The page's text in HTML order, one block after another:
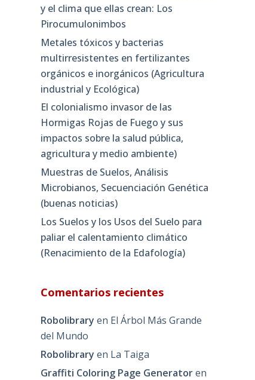
y el clima que ellas crean: Los
Pirocumulonimbos
Metales tóxicos y bacterias
multirresistentes en fertilizantes
orgánicos e inorgánicos (Agricultura
industrial y Ecológica)
El colonialismo invasor de las
Hormigas Rojas de Fuego y sus
impactos sobre la salud pública,
agricultura y medio ambiente)
Muestras de Suelos, Análisis
Microbianos, Secuenciación Genética
(buenas noticias)
Los Suelos y los Usos del Suelo para
paliar el calentamiento climático
(Renacimiento de la Edafología)
Comentarios recientes
Robolibrary en El Árbol Más Grande
del Mundo
Robolibrary en La Taiga
Graffiti Coloring Page Generatoren